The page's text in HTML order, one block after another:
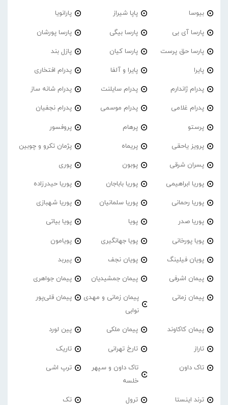
بیوسا پاپا شیراز پارانویا
پارسا آی بی پارسا بیگی پارسا پورشان
پارسا حق پرست پارسا کیان پازل بند
پایرا پایرا و آلفا پدرام افتخاری
پدرام ژاندارم پدرام‌ سایلنت پدرام شانه ساز
پدرام غلامی پدرام موسمی پدرام نجفیان
پرستو پرهام پروفسور
پرویز یاحقی پریماه پژمان تکرو و چوبین
پسران شرقی پوبون پوری
پوریا ابراهیمی پوریا باباجان پوریا حیدرزاده
پوریا رحمانی پوریا سلمانیان پوریا شهبازی
پوریا صدر پویا پویا بیاتی
پویا پورخانی پویا جهانگیری پویامون
پویان فیلینگ پویان نجف پیربد
پیمان اشرفی پیمان جمشیدیان پیمان جواهری
پیمان زمانی
پیمان زمانی و مهدی
نوابی
پیمان قلی‌پور
پیمان کاکاوند پیمان ملکی پین لورد
تاراز تارخ تهرانی تاریک
تاک داون
تاک داون و سپهر
خلسه
ترپ اشی
ترند اینستا ترول تک